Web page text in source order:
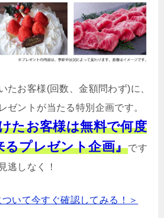
たお客様(回数、金額問わず)に、
ゼントが当たる特別企画です。
たお客様は無料で何度
るプレゼント企画』です
逃しなく！
いて今すぐ確認してみる！＞